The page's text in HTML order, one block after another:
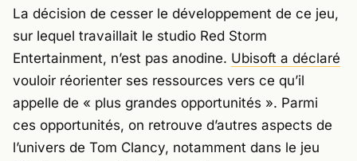
La décision de cesser le développement de ce jeu,
sur lequel travaillait le studio Red Storm
Entertainment, n’est pas anodine. Ubisoft a déclaré
vouloir réorienter ses ressources vers ce qu’il
appelle de « plus grandes opportunités ». Parmi
ces opportunités, on retrouve d’autres aspects de
l’univers de Tom Clancy, notamment dans le jeu